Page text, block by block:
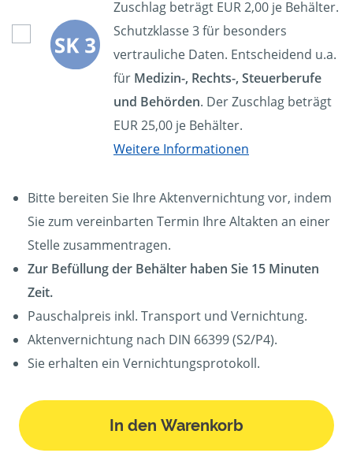
Zuschlag beträgt EUR 2,00 je Behälter.
Schutzklasse 3 für besonders
vertrauliche Daten. Entscheidend u.a.
für Medizin-, Rechts-, Steuerberufe
und Behörden. Der Zuschlag beträgt
EUR 25,00 je Behälter.
Weitere Informationen
Bitte bereiten Sie Ihre Aktenvernichtung vor, indem
Sie zum vereinbarten Termin Ihre Altakten an einer
Stelle zusammentragen.
Zur Befüllung der Behälter haben Sie 15 Minuten
Zeit.
Pauschalpreis inkl. Transport und Vernichtung.
Aktenvernichtung nach DIN 66399 (S2/P4).
Sie erhalten ein Vernichtungsprotokoll.
In den Warenkorb